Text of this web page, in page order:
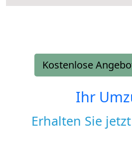
Kostenlose
Ihr
Erhalten Sie